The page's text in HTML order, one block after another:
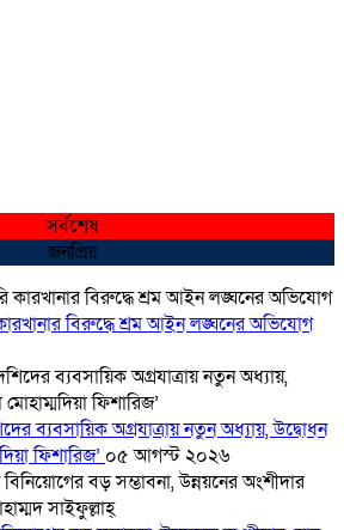
সর্বশেষ
জনপ্রিয়
বিরুদ্ধে শ্রম আইন লঙ্ঘনের অভিযোগ
ব্যবসায়িক অগ্রযাত্রায় নতুন অধ্যায়, উদ্বোধন
ফিশারিজ’ ০৫ আগস্ট ২০২৬